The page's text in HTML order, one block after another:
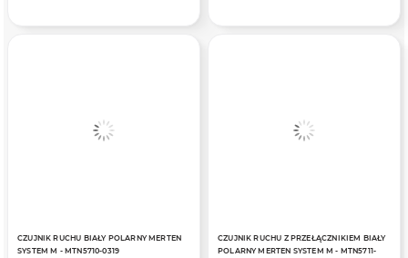
CZUJNIK RUCHU BIAŁY POLARNY MERTEN
SYSTEM M - MTN5710-0319
CZUJNIK RUCHU Z PRZEŁĄCZNIKIEM BIAŁY
POLARNY MERTEN SYSTEM M - MTN5711-